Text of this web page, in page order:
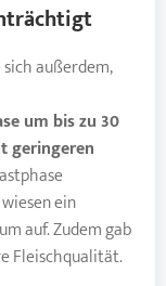
außerdem,
um bis zu 30
geringeren
ein
auf. Zudem gab
Fleischqualität.